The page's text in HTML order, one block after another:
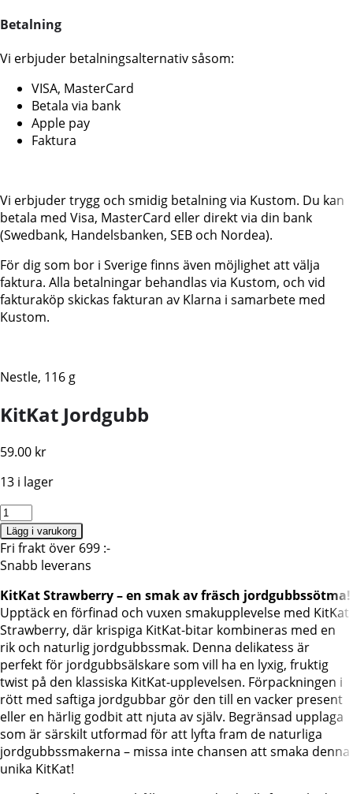
Betalning
Vi erbjuder betalningsalternativ såsom:
VISA, MasterCard
Betala via bank
Apple pay
Faktura
Vi erbjuder trygg och smidig betalning via Kustom. Du kan
betala med Visa, MasterCard eller direkt via din bank
(Swedbank, Handelsbanken, SEB och Nordea).
För dig som bor i Sverige finns även möjlighet att välja
faktura. Alla betalningar behandlas via Kustom, och vid
fakturaköp skickas fakturan av Klarna i samarbete med
Kustom.
Nestle, 116 g
KitKat Jordgubb
59.00 kr
13 i lager
KitKat
Jordgubb,
Nestle,
116G
Lägg i varukorg
Fri frakt över 699 :-
Snabb leverans
KitKat Strawberry – en smak av fräsch jordgubbssötma!
Upptäck en förfinad och vuxen smakupplevelse med KitKat
Strawberry, där krispiga KitKat-bitar kombineras med en
rik och naturlig jordgubbssmak. Denna delikatess är
perfekt för jordgubbsälskare som vill ha en lyxig, fruktig
twist på den klassiska KitKat-upplevelsen. Förpackningen i
rött med saftiga jordgubbar gör den till en vacker present
eller en härlig godbit att njuta av själv. Begränsad upplaga
som är särskilt utformad för att lyfta fram de naturliga
jordgubbssmakerna – missa inte chansen att smaka denna
unika KitKat!